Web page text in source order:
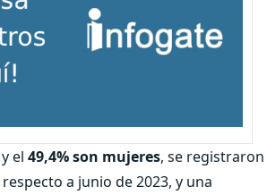
y el 49,4% son mujeres, se registraron
respecto a junio de 2023, y una